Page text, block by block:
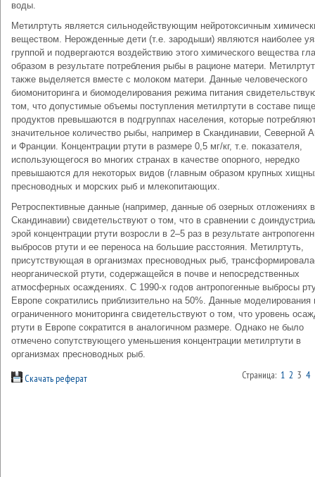
воды.
Метилртуть является сильнодействующим нейротоксичным
веществом. Нерожденные дети (т.е. зародыши) являются наиболее
группой и подвергаются воздействию этого химического вещества
образом в результате потребления рыбы в рационе матери.
также выделяется вместе с молоком матери. Данные человеческого
биомониторинга и биомоделирования режима питания
том, что допустимые объемы поступления метилртути в составе
продуктов превышаются в подгруппах населения, которые
значительное количество рыбы, например в Скандинавии, Северной
и Франции. Концентрации ртути в размере 0,5 мг/кг, т.е. показателя,
использующегося во многих странах в качестве опорного, нередко
превышаются для некоторых видов (главным образом крупных
пресноводных и морских рыб и млекопитающих.
Ретроспективные данные (например, данные об озерных отложениях в
Скандинавии) свидетельствуют о том, что в сравнении с
эрой концентрации ртути возросли в 2–5 раз в результате
выбросов ртути и ее переноса на большие расстояния. Метилртуть,
присутствующая в организмах пресноводных рыб,
неорганической ртути, содержащейся в почве и непосредственных
атмосферных осаждениях. С 1990-х годов антропогенные выбросы
Европе сократились приблизительно на 50%. Данные моделирования
ограниченного мониторинга свидетельствуют о том, что уровень
ртути в Европе сократится в аналогичном размере. Однако не было
отмечено сопутствующего уменьшения концентрации метилртути в
организмах пресноводных рыб.
Скачать реферат Страница: 1 2 3 4